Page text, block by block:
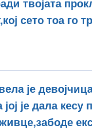
твојата
сето тоа го
је
је дала кесу